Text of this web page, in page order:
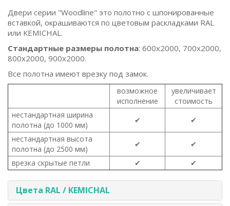
Двери серии "Woodline" это полотно с шпонированные
вставкой, окрашиваются по цветовым раскладками RAL
или КEMICHAL.
Стандартные размеры полотна: 600x2000, 700x2000,
800x2000, 900x2000.
Все полотна имеют врезку под замок.
возможное
исполнение
увеличивает
стоимость
нестандартная ширина
полотна (до 1000 мм)
✔
✔
нестандартная высота
полотна (до 2500 мм)
✔
✔
врезка скрытые петли
✔ ✔
Цвета RAL / КEMICHAL